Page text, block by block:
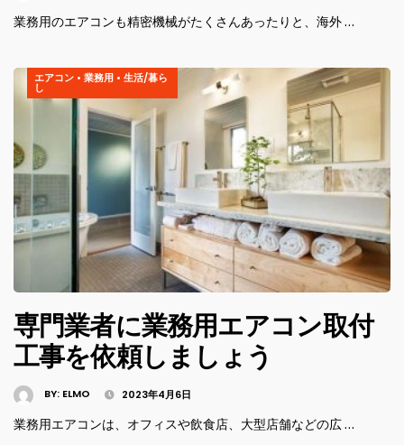
業務用のエアコンも精密機械がたくさんあったりと、海外 …
エアコン • 業務用 • 生活/暮ら
し
専門業者に業務用エアコン取付
工事を依頼しましょう
BY: ELMO 2023年4月6日
業務用エアコンは、オフィスや飲食店、大型店舗などの広 …